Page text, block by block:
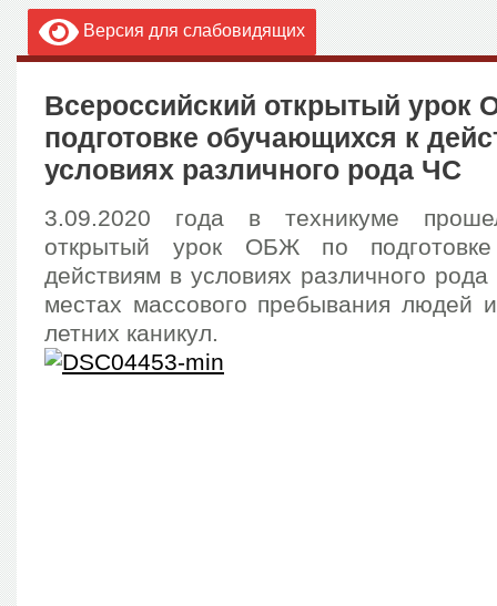
Версия для слабовидящих
Всероссийский открытый урок
подготовке обучающихся к
условиях различного рода ЧС
3.09.2020 года в техникуме
открытый урок ОБЖ по
действиям в условиях различного
местах массового пребывания людей
летних каникул.